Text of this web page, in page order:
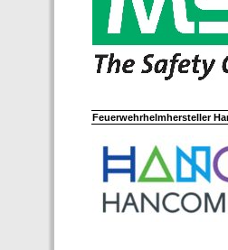
Feuerwehrhelmhersteller